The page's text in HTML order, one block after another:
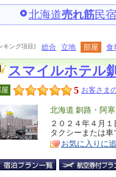
北海道売れ筋民
キング項目] 総合 立地 部屋 食
スマイルホテル
5 お客さま
エ
リ
ア
北海道 釧路・阿
特
徴
２０２４年４月
タクシーまたは車
お気に入りに